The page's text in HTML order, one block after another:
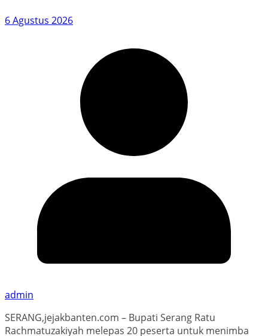
6 Agustus 2026
admin
SERANG,jejakbanten.com – Bupati Serang Ratu
Rachmatuzakiyah melepas 20 peserta untuk menimba